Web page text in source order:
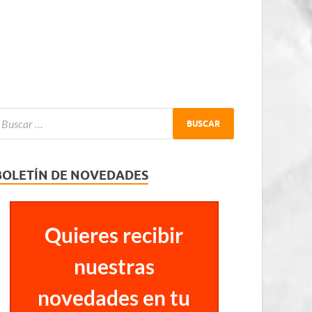
DE NOVEDADES
Quieres recibir
nuestras
novedades en tu